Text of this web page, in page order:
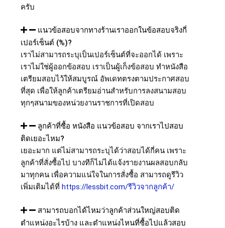
ครับ
แนวข้อสอบจากทางร้านเราออกในข้อสอบจริงกี่
เปอร์เซ็นต์ (%)?
เราไม่สามารถระบุเป็นเปอร์เซ็นต์ที่จะออกได้ เพราะ
เราไม่ใช่ผู้ออกข้อสอบ เราเป็นผู้เก็งข้อสอบ ทำหนังสือ
เตรียมสอบไว้ให้สมบูรณ์ อัพเดทตรงตามประกาศสอบ
ที่สุด เพื่อให้ลูกค้าเตรียมอ่านสำหรับการลงสนามสอบ
ทุกๆสนามของหน่วยงานราชการที่เปิดสอบ
ลูกค้าที่ซื้อ หนังสือ แนวข้อสอบ จากเราไปสอบ
ติดเยอะไหม?
เยอะมาก แต่ไม่สามารถระบุได้ว่าสอบได้กี่คน เพราะ
ลูกค้าที่สั่งซื้อไป บางทีก็ไม่ได้แจ้งรายงานผลสอบกลับ
มาทุกคน เพื่อความแน่ใจในการสั่งซื้อ สามารถดูรีวิว
เพิ่มเติมได้ที่ https://lessbit.com/รีวิวจากลูกค้า/
สามารถบอกได้ไหมว่าลูกค้าส่วนใหญ่สอบติด
ตำแหน่งอะไรบ้าง และตำแหน่งไหนที่ซื้อไปแล้วสอบ